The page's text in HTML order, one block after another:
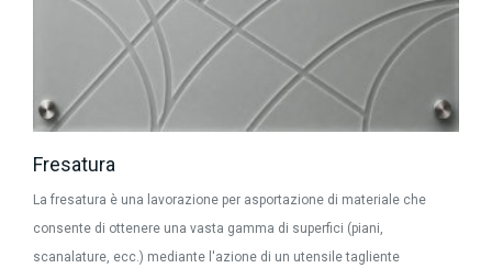
Fresatura
La fresatura è una lavorazione per asportazione di materiale che
consente di ottenere una vasta gamma di superfici (piani,
scanalature, ecc.) mediante l'azione di un utensile tagliente